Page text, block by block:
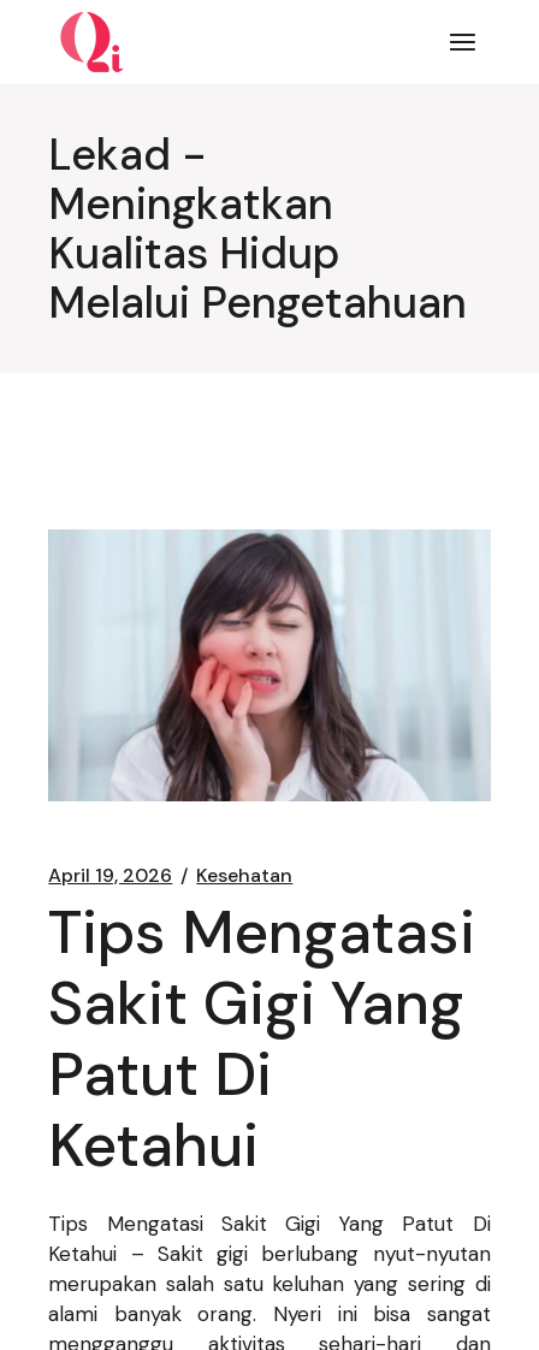
konten
Lekad -
Meningkatkan
Kualitas Hidup
Melalui Pengetahuan
April 19, 2026 Kesehatan
Tips Mengatasi
Sakit Gigi Yang
Patut Di
Ketahui
Tips Mengatasi Sakit Gigi Yang Patut Di
Ketahui – Sakit gigi berlubang nyut-nyutan
merupakan salah satu keluhan yang sering di
alami banyak orang. Nyeri ini bisa sangat
mengganggu aktivitas sehari-hari dan